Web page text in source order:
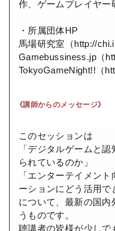
作、ゲームプレイヤー
・所属団体HP
馬場研究室（http://
Gamebussiness.jp（
TokyoGameNight!!（
《講師からのメッセージ》
このセッションは
「デジタルゲームと
られているのか」
「エンターテイメン
ーションにどう活用で
について、最新の国
うものです。
聴講者の皆様が少しで